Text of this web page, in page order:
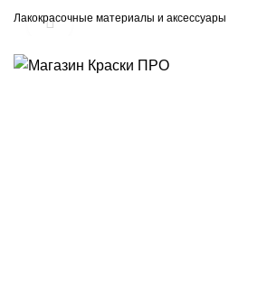
Лакокрасочные материалы и аксессуары
Увеличить